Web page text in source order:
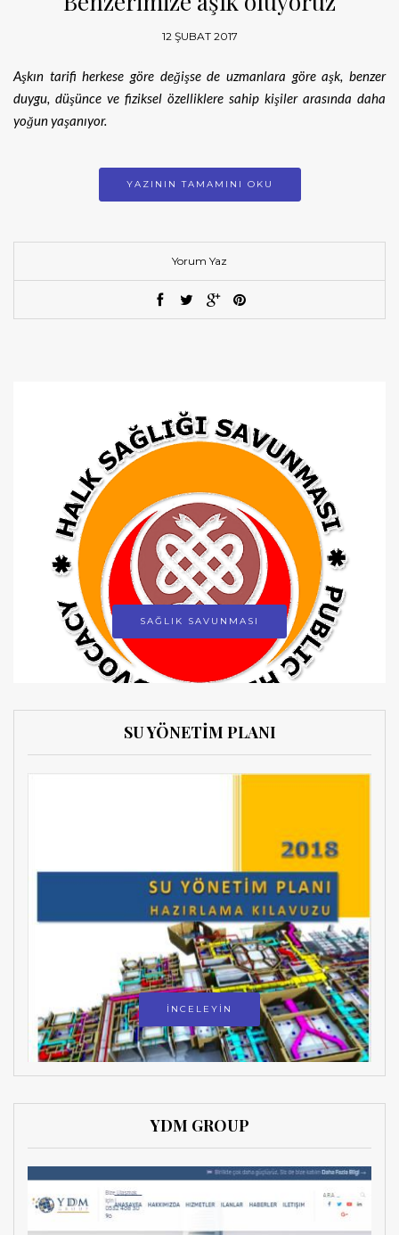
12 ŞUBAT 2017
Aşkın tarifi herkese göre değişse de uzmanlara göre aşk, benzer
duygu, düşünce ve fiziksel özelliklere sahip kişiler arasında daha
yoğun yaşanıyor.
YAZININ TAMAMINI OKU
Yorum Yaz
SAĞLIK SAVUNMASI
SU YÖNETİM PLANI
İNCELEYİN
YDM GROUP